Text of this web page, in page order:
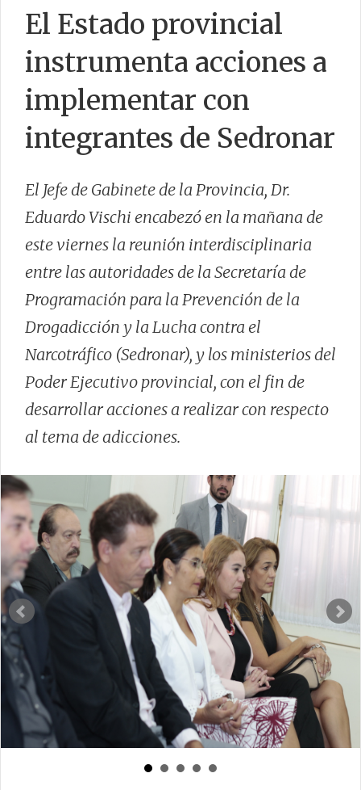
El Estado provincial
instrumenta acciones a
implementar con
integrantes de Sedronar
El Jefe de Gabinete de la Provincia, Dr.
Eduardo Vischi encabezó en la mañana de
este viernes la reunión interdisciplinaria
entre las autoridades de la Secretaría de
Programación para la Prevención de la
Drogadicción y la Lucha contra el
Narcotráfico (Sedronar), y los ministerios del
Poder Ejecutivo provincial, con el fin de
desarrollar acciones a realizar con respecto
al tema de adicciones.